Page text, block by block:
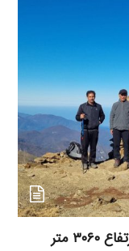
متر